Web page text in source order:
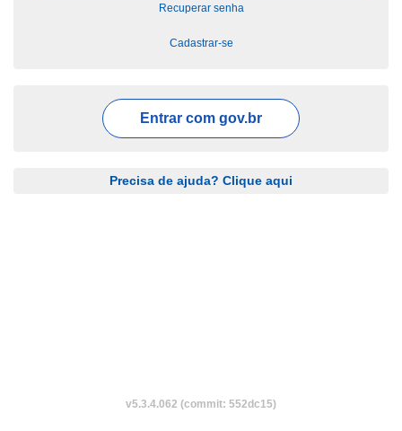
Recuperar senha
Cadastrar-se
Entrar com gov.br
Precisa de ajuda? Clique aqui
v5.3.4.062 (commit: 552dc15)